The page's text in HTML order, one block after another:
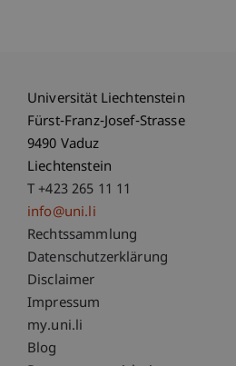
Universität Liechtenstein
Fürst-Franz-Josef-Strasse
9490 Vaduz
Liechtenstein
T +423 265 11 11
info@uni.li
Fußzeile Rechtliche
Rechtssammlung
Datenschutzerklärung
Disclaimer
Impressum
Fußzeile Subdomain-
my.uni.li
Blog